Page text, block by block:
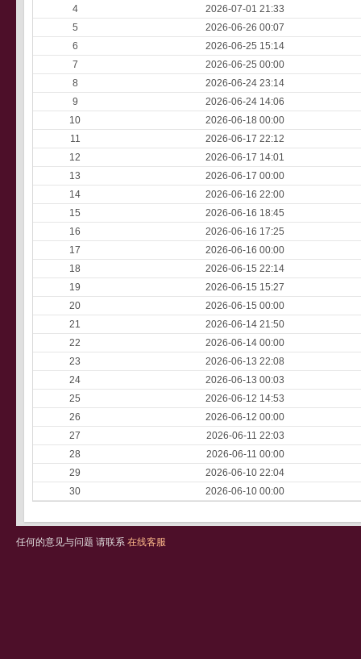
4
2026-07-01 21:33
5
2026-06-26 00:07
6
2026-06-25 15:14
7
2026-06-25 00:00
8
2026-06-24 23:14
9
2026-06-24 14:06
10
2026-06-18 00:00
11
2026-06-17 22:12
12
2026-06-17 14:01
13
2026-06-17 00:00
14
2026-06-16 22:00
15
2026-06-16 18:45
16
2026-06-16 17:25
17
2026-06-16 00:00
18
2026-06-15 22:14
19
2026-06-15 15:27
20
2026-06-15 00:00
21
2026-06-14 21:50
22
2026-06-14 00:00
23
2026-06-13 22:08
24
2026-06-13 00:03
25
2026-06-12 14:53
26
2026-06-12 00:00
27
2026-06-11 22:03
28
2026-06-11 00:00
29
2026-06-10 22:04
30
2026-06-10 00:00
任何的意见与问题 请联系 在线客服